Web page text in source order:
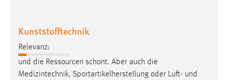
Kunststofftechnik
Relevanz:
und die Ressourcen schont. Aber auch die
Medizintechnik, Sportartikelherstellung oder Luft- und
MARKETING
Marketing Cookies werden von Drittanbietern